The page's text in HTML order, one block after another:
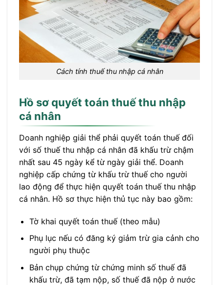
Cách tính thuế thu nhập cá nhân
Hồ sơ quyết toán thuế thu nhập
cá nhân
Doanh nghiệp giải thể phải quyết toán thuế đối
với số thuế thu nhập cá nhân đã khấu trừ chậm
nhất sau 45 ngày kể từ ngày giải thể. Doanh
nghiệp cấp chứng từ khấu trừ thuế cho người
lao động để thực hiện quyết toán thuế thu nhập
cá nhân. Hồ sơ thực hiện thủ tục này bao gồm:
Tờ khai quyết toán thuế (theo mẫu)
Phụ lục nếu có đăng ký giảm trừ gia cảnh cho
người phụ thuộc
Bản chụp chứng từ chứng minh số thuế đã
khấu trừ, đã tạm nộp, số thuế đã nộp ở nước